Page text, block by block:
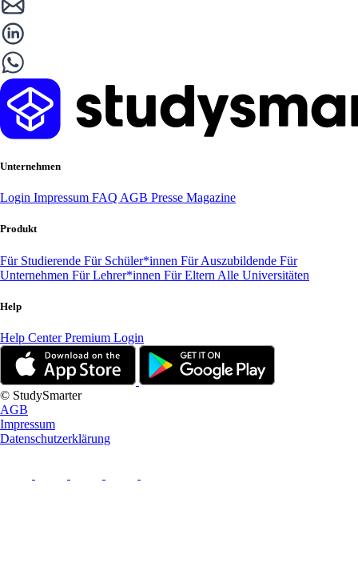
Unternehmen
Login Impressum FAQ AGB Presse Magazine
Produkt
Für Studierende Für Schüler*innen Für Auszubildende Für
Unternehmen Für Lehrer*innen Für Eltern Alle Universitäten
Help
Help CenterPremium Login
© StudySmarter
AGB
Impressum
Datenschutzerklärung